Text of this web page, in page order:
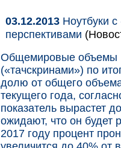
03.12.2013 Ноутбуки
перспективами
Общемировые объемы
(«тачскринами») по
долю от общего
текущего года,
показатель вырастет
ожидают, что он будет
2017 году процент